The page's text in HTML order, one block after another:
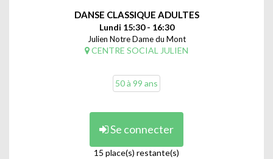
DANSE CLASSIQUE ADULTES
Lundi 15:30 - 16:30
Julien Notre Dame du Mont
CENTRE SOCIAL JULIEN
50 à 99 ans
Se connecter
15 place(s) restante(s)